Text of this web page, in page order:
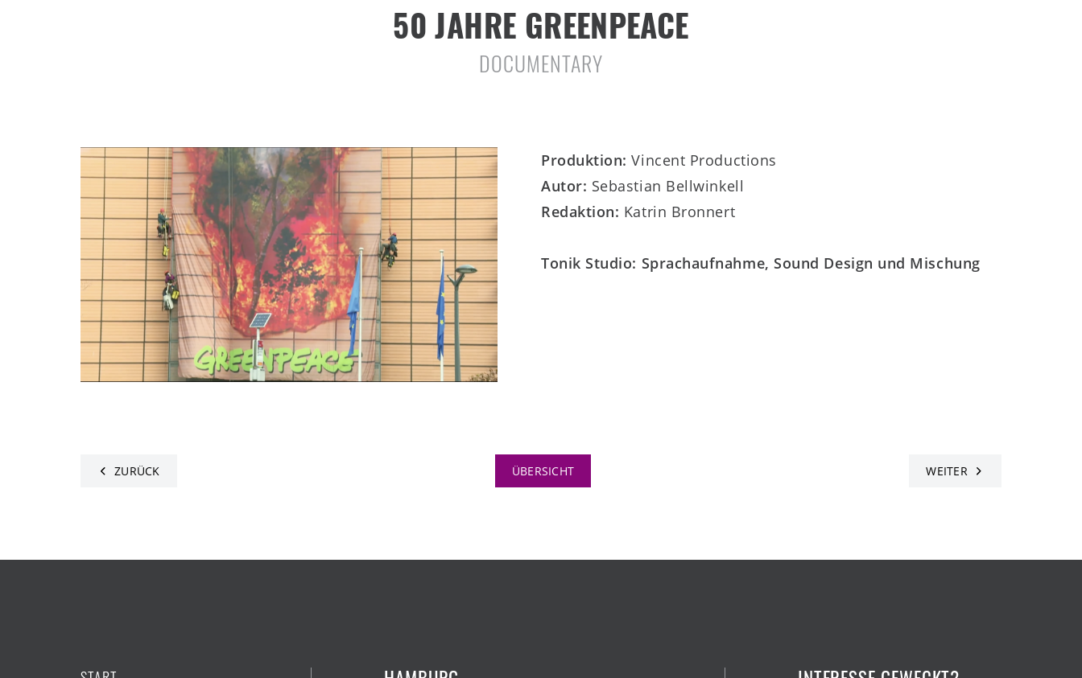
50 JAHRE GREENPEACE
DOCUMENTARY
Produktion:Vincent Productions
Autor: Sebastian Bellwinkell
Redaktion: Katrin Bronnert
Tonik Studio: Sprachaufnahme, Sound Design und Mischung
ZURÜCK ÜBERSICHT WEITER